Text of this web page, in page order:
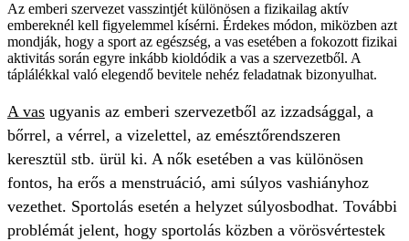
Az emberi szervezet vasszintjét különösen a fizikailag aktív
embereknél kell figyelemmel kísérni. Érdekes módon, miközben azt
mondják, hogy a sport az egészség, a vas esetében a fokozott fizikai
aktivitás során egyre inkább kioldódik a vas a szervezetből. A
táplálékkal való elegendő bevitele nehéz feladatnak bizonyulhat.
A vas ugyanis az emberi szervezetből az izzadsággal, a
bőrrel, a vérrel, a vizelettel, az emésztőrendszeren
keresztül stb. ürül ki. A nők esetében a vas különösen
fontos, ha erős a menstruáció, ami súlyos vashiányhoz
vezethet. Sportolás esetén a helyzet súlyosbodhat. További
problémát jelent, hogy sportolás közben a vörösvértestek